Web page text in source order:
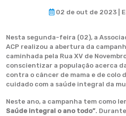
02 de out de 2023 |
Nesta segunda-feira (02), a
ACP realizou a abertura da
caminhada pela Rua XV de
conscientizar a população acerca
contra o câncer de mama e de colo
cuidado com a saúde integral da
Neste ano, a campanha tem como
Saúde integral o ano todo”.